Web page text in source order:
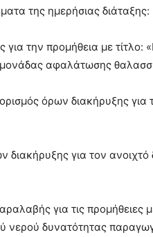
της ημερήσιας διάταξης:
για την προμήθεια με
αφαλάτωσης
όρων διακήρυξης για
διακήρυξης για τον
για τις προμήθειες
δυνατότητας